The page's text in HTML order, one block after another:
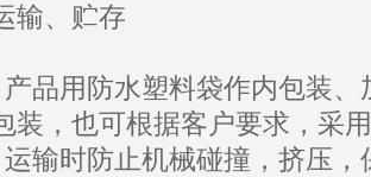
输、贮存
产品用防水塑料袋作内包装
装，也可根据客户要求，采
输时防止机械碰撞，挤压